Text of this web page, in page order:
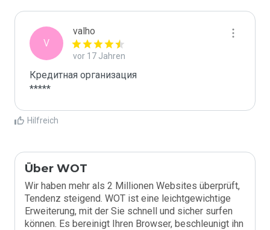
V
valho
vor 17 Jahren
Кредитная организация
*****
Hilfreich
Über WOT
Wir haben mehr als 2 Millionen Websites überprüft,
Tendenz steigend. WOT ist eine leichtgewichtige
Erweiterung, mit der Sie schnell und sicher surfen
können. Es bereinigt Ihren Browser, beschleunigt ihn